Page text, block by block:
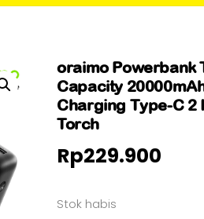
oraimo Powerbank
Capacity
Charging Type-C 2
Torch
Rp229.900
Stok habis